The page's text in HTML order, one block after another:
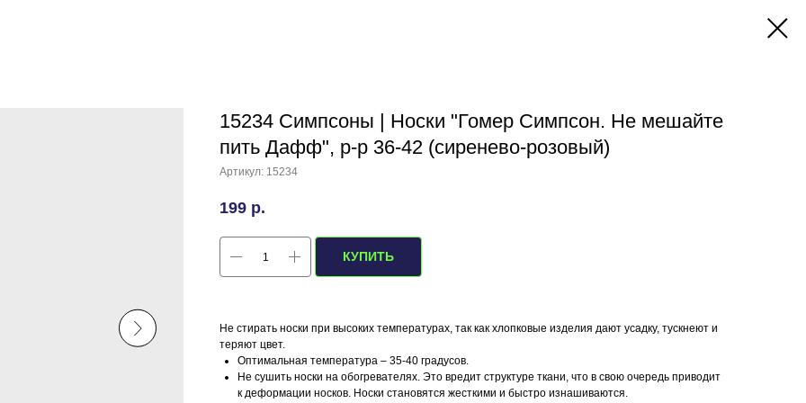
15234 Симпсоны | Носки "Гомер Симпсон. Не мешайте
пить Дафф", р-р 36-42 (сиренево-розовый)
Артикул: 15234
199 р.
КУПИТЬ
Не стирать носки при высоких температурах, так как хлопковые изделия дают усадку, тускнеют и
теряют цвет.
Оптимальная температура – 35-40 градусов.
Не сушить носки на обогревателях. Это вредит структуре ткани, что в свою очередь приводит
к деформации носков. Носки становятся жесткими и быстро изнашиваются.